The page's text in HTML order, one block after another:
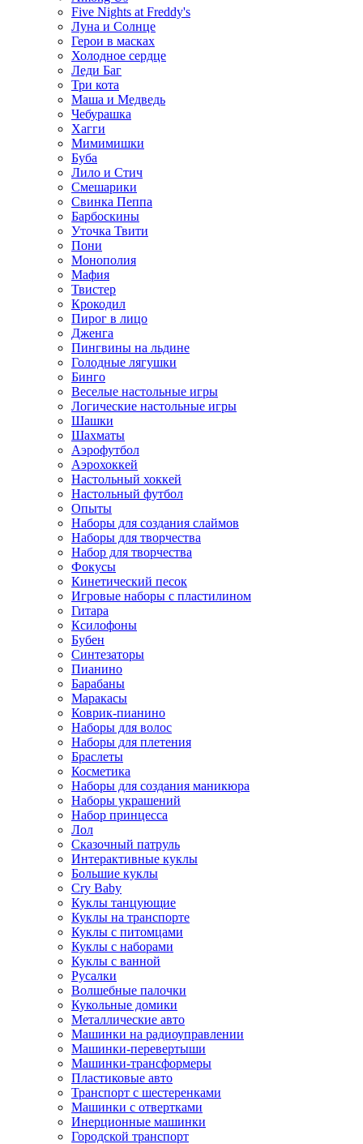
Five Nights at Freddy's
Луна и Солнце
Герои в масках
Холодное сердце
Леди Баг
Три кота
Маша и Медведь
Чебурашка
Хагги
Мимимишки
Буба
Лило и Стич
Смешарики
Свинка Пеппа
Барбоскины
Уточка Твити
Пони
Монополия
Мафия
Твистер
Крокодил
Пирог в лицо
Дженга
Пингвины на льдине
Голодные лягушки
Бинго
Веселые настольные игры
Логические настольные игры
Шашки
Шахматы
Аэрофутбол
Аэрохоккей
Настольный хоккей
Настольный футбол
Опыты
Наборы для создания слаймов
Наборы для творчества
Набор для творчества
Фокусы
Кинетический песок
Игровые наборы с пластилином
Гитара
Ксилофоны
Бубен
Синтезаторы
Пианино
Барабаны
Маракасы
Коврик-пианино
Наборы для волос
Наборы для плетения
Браслеты
Косметика
Наборы для создания маникюра
Наборы украшений
Набор принцесса
Лол
Сказочный патруль
Интерактивные куклы
Большие куклы
Cry Baby
Куклы танцующие
Куклы на транспорте
Куклы с питомцами
Куклы с наборами
Куклы с ванной
Русалки
Волшебные палочки
Кукольные домики
Металлические авто
Машинки на радиоуправлении
Машинки-перевертыши
Машинки-трансформеры
Пластиковые авто
Транспорт с шестеренками
Машинки с отвертками
Инерционные машинки
Городской транспорт